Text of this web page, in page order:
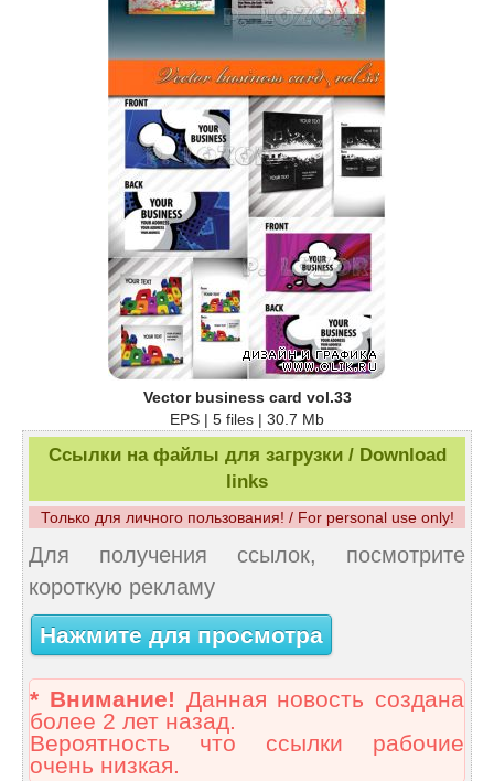
Vector business card vol.33
EPS | 5 files | 30.7 Mb
Ссылки на файлы для загрузки / Download
links
Только для личного пользования! / For personal use only!
Для получения ссылок, посмотрите
короткую рекламу
Нажмите для просмотра
* Внимание! Данная новость создана
более 2 лет назад.
Вероятность что ссылки рабочие
очень низкая.